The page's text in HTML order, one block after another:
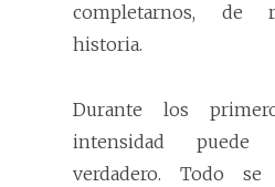
completarnos, de
historia.
Durante los
intensidad puede
verdadero. Todo se